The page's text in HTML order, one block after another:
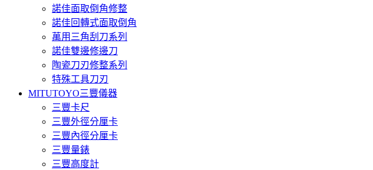
諾佳面取倒角修整
諾佳回轉式面取倒角
萬用三角刮刀系列
諾佳雙邊修邊刀
陶瓷刀刃修整系列
特殊工具刀刃
MITUTOYO三豐儀器
三豐卡尺
三豐外徑分厘卡
三豐內徑分厘卡
三豐量錶
三豐高度計